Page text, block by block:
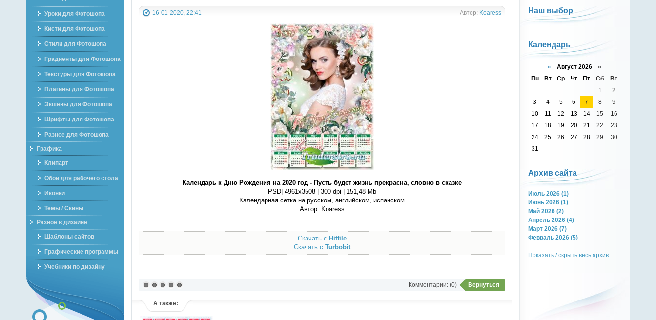
Уроки для Фотошопа
Кисти для Фотошопа
Стили для Фотошопа
Градиенты для Фотошопа
Текстуры для Фотошопа
Плагины для Фотошопа
Экшены для Фотошопа
Шрифты для Фотошопа
Разное для Фотошопа
Графика
Клипарт
Обои для рабочего стола
Иконки
Темы / Скины
Разное в дизайне
Шаблоны сайтов
Графические программы
Учебники по дизайну
Автор: Koaress
16-01-2020, 22:41
Календарь к Дню Рождения на 2020 год - Пусть будет жизнь прекрасна, словно в сказке
PSD| 4961x3508 | 300 dpi | 151,48 Mb
Календарная сетка на русском, английском, испанском
Автор: Koaress
Скачать с Hitfile
Скачать с Turbobit
Вернуться
Комментарии: (0)
А также:
Наш выбор
Календарь
« Август 2026 »
Пн
Вт Ср Чт Пт Сб
Вс
1
2
3
4 5 6 7 8
9
10
11 12 13 14 15
16
17
18 19 20 21 22
23
24
25 26 27 28 29
30
31
Архив сайта
Июль 2026 (1)
Июнь 2026 (1)
Май 2026 (2)
Апрель 2026 (4)
Март 2026 (7)
Февраль 2026 (5)
Показать / скрыть весь архив